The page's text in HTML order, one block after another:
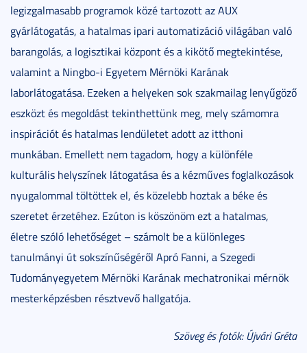
legizgalmasabb programok közé tartozott az AUX
gyárlátogatás, a hatalmas ipari automatizáció világában való
barangolás, a logisztikai központ és a kikötő megtekintése,
valamint a Ningbo-i Egyetem Mérnöki Karának
laborlátogatása. Ezeken a helyeken sok szakmailag lenyűgöző
eszközt és megoldást tekinthettünk meg, mely számomra
inspirációt és hatalmas lendületet adott az itthoni
munkában. Emellett nem tagadom, hogy a különféle
kulturális helyszínek látogatása és a kézműves foglalkozások
nyugalommal töltöttek el, és közelebb hoztak a béke és
szeretet érzetéhez. Ezúton is köszönöm ezt a hatalmas,
életre szóló lehetőséget – számolt be a különleges
tanulmányi út sokszínűségéről Apró Fanni, a Szegedi
Tudományegyetem Mérnöki Karának mechatronikai mérnök
mesterképzésben résztvevő hallgatója.
Szöveg és fotók: Újvári Gréta